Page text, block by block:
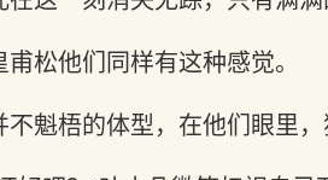
松他们同样有这种感觉。
魁梧的体型，在他们眼里，